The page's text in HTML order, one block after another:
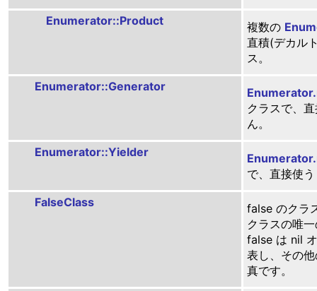
Enumerator::Product 複数の
直積(デカル
ス。
Enumerator::Generator
クラスで、
ん。
Enumerator::Yielder
で、直接使
FalseClass
false のクラ
クラスの唯
false は nil
表し、その
真です。